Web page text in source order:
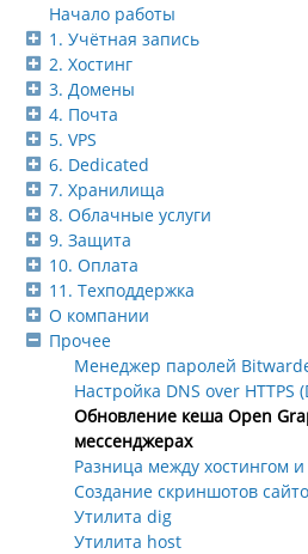
Начало работы
1. Учётная запись
2. Хостинг
3. Домены
4. Почта
5. VPS
6. Dedicated
7. Хранилища
8. Облачные услуги
9. Защита
10. Оплата
11. Техподдержка
О компании
Прочее
Менеджер паролей
Настройка DNS over HTTPS
Обновление кеша Open
мессенджерах
Разница между хостингом
Создание скриншотов
Утилита dig
Утилита host